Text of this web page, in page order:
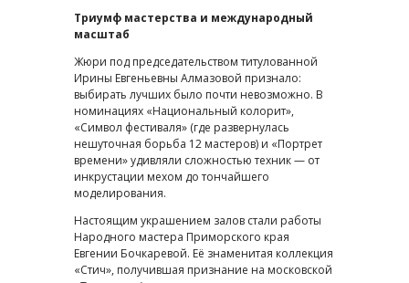
Триумф мастерства и международный
масштаб
Жюри под председательством титулованной
Ирины Евгеньевны Алмазовой признало:
выбирать лучших было почти невозможно. В
номинациях «Национальный колорит»,
«Символ фестиваля» (где развернулась
нешуточная борьба 12 мастеров) и «Портрет
времени» удивляли сложностью техник — от
инкрустации мехом до тончайшего
моделирования.
Настоящим украшением залов стали работы
Народного мастера Приморского края
Евгении Бочкаревой. Её знаменитая коллекция
«Стич», получившая признание на московской